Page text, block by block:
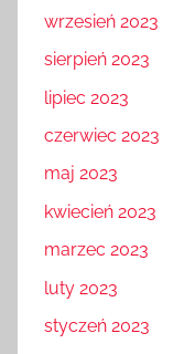
wrzesień 2023
sierpień 2023
lipiec 2023
czerwiec 2023
maj 2023
kwiecień 2023
marzec 2023
luty 2023
styczeń 2023